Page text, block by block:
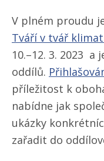
V plném proudu
Tváří v tvář
10.–12. 3. 2023 a
oddílů.
příležitost k
nabídne jak
ukázky
zařadit do